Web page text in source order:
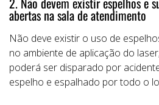
abertas na sala de atendimento
Não deve existir o uso de
no ambiente de aplicação do
poderá ser disparado por
espelho e espalhado por todo o